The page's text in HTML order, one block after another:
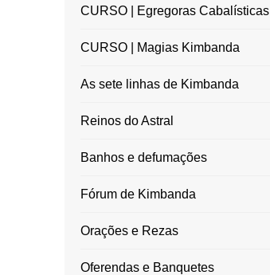
CURSO | Egregoras Cabalísticas
CURSO | Magias Kimbanda
As sete linhas de Kimbanda
Reinos do Astral
Banhos e defumações
Fórum de Kimbanda
Orações e Rezas
Oferendas e Banquetes